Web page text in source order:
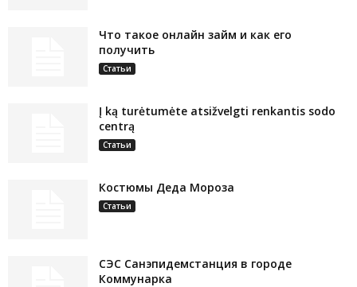
Что такое онлайн займ и как его
получить
Статьи
Į ką turėtumėte atsižvelgti renkantis sodo
centrą
Статьи
Костюмы Деда Мороза
Статьи
СЭС Санэпидемстанция в городе
Коммунарка